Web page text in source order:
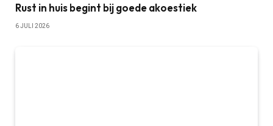
Rust in huis begint bij goede akoestiek
6 JULI 2026